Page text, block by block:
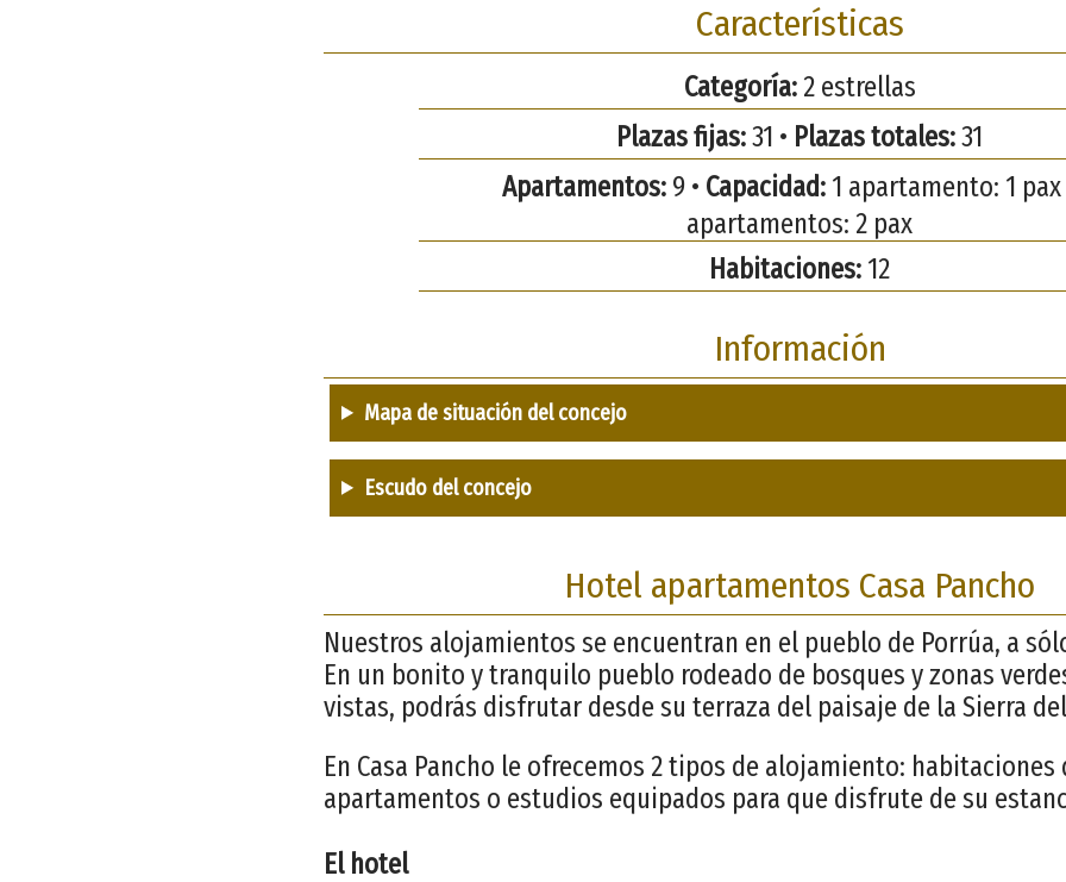
Características
Categoría:2 estrellas
Plazas fijas:31 • Plazas totales:31
Apartamentos: 9 • Capacidad: 1 apartamento: 1
apartamentos: 2 pax
Habitaciones: 12
Información
Mapa de situación del concejo
Escudo del concejo
Hotel apartamentos Casa Pancho
Nuestros alojamientos se encuentran en el pueblo de Porrúa, a
En un bonito y tranquilo pueblo rodeado de bosques y zonas
vistas, podrás disfrutar desde su terraza del paisaje de la Sierra
En Casa Pancho le ofrecemos 2 tipos de alojamiento: habitaciones
apartamentos o estudios equipados para que disfrute de su
El hotel